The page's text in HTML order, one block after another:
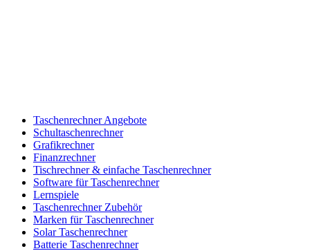
Taschenrechner Angebote
Schultaschenrechner
Grafikrechner
Finanzrechner
Tischrechner & einfache Taschenrechner
Software für Taschenrechner
Lernspiele
Taschenrechner Zubehör
Marken für Taschenrechner
Solar Taschenrechner
Batterie Taschenrechner